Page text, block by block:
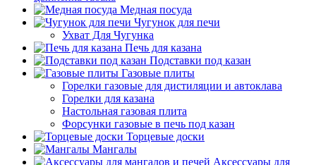
Медная посуда
Чугунок для печи
Ухват Для Чугунка
Печь для казана
Подставки под казан
Газовые плиты
Горелки газовые для дистиляции и автоклава
Горелки для казана
Настольная газовая плита
Форсунки газовые в печь под казан
Торцевые доски
Мангалы
Аксессуары для